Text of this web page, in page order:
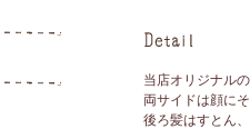
当店オリジナル
両サイドは顔に
後ろ髪はすとん